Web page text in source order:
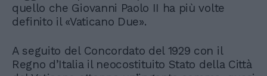
quello che Giovanni Paolo II ha più volte
definito il «Vaticano Due».
A seguito del Concordato del 1929 con il
Regno d’Italia il neocostituito Stato della Città